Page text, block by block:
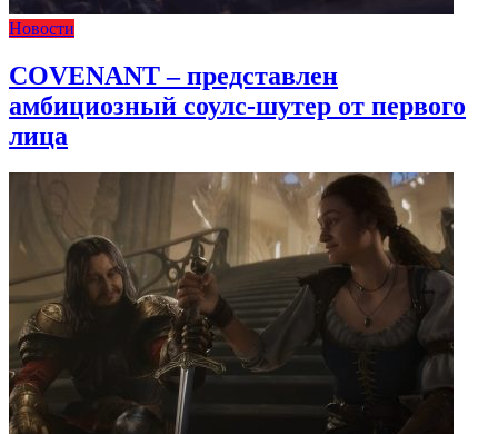
Новости
COVENANT – представлен
амбициозный соулс-шутер от первого
лица